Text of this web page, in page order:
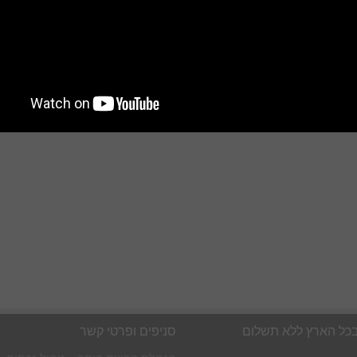
סניפים ופרטי קשר בכל הארץ ללא תשלום